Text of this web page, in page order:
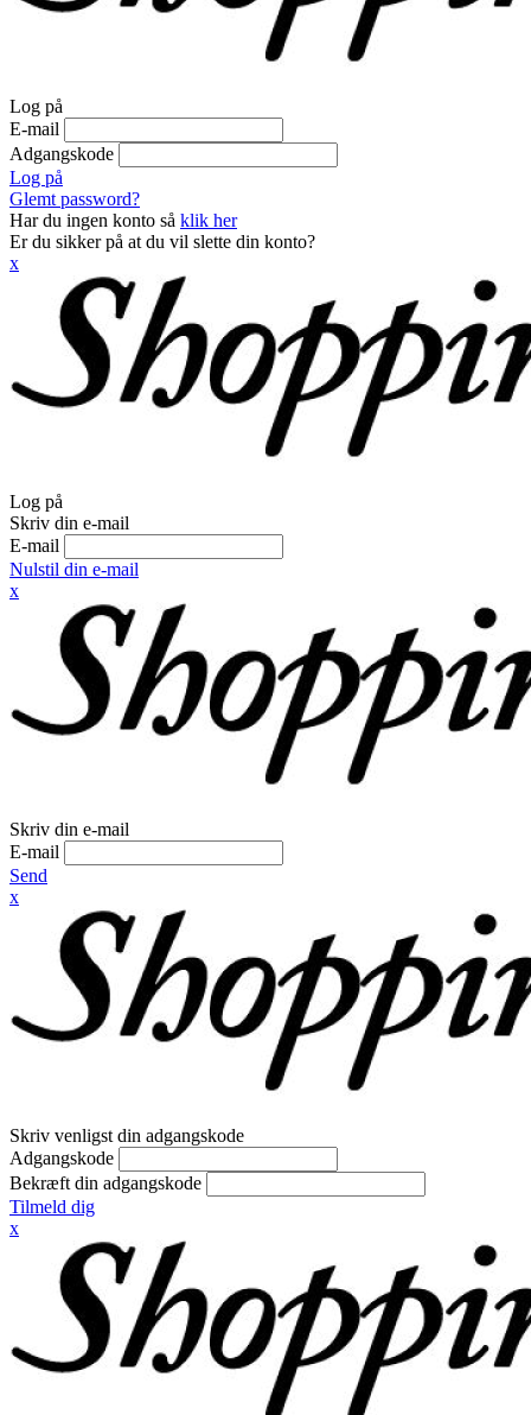
Log på
E-mail
Adgangskode
Log på
Glemt password?
Har du ingen konto så klik her
Er du sikker på at du vil slette din konto?
x
Log på
Skriv din e-mail
E-mail
Nulstil din e-mail
x
Skriv din e-mail
E-mail
Send
x
Skriv venligst din adgangskode
Adgangskode
Bekræft din adgangskode
Tilmeld dig
x